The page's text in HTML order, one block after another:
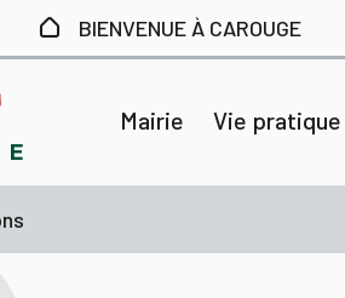
BIENVENUE À CAROUGE
Mairie Vie pratique